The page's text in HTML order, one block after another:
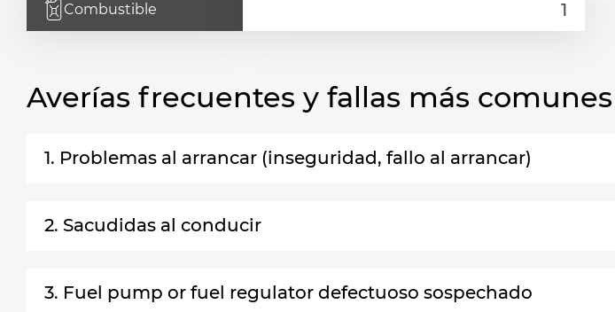
Combustible
Averías frecuentes y fallas más comunes
1. Problemas al arrancar (inseguridad, fallo al arrancar)
2. Sacudidas al conducir
3. Fuel pump or fuel regulator defectuoso sospechado